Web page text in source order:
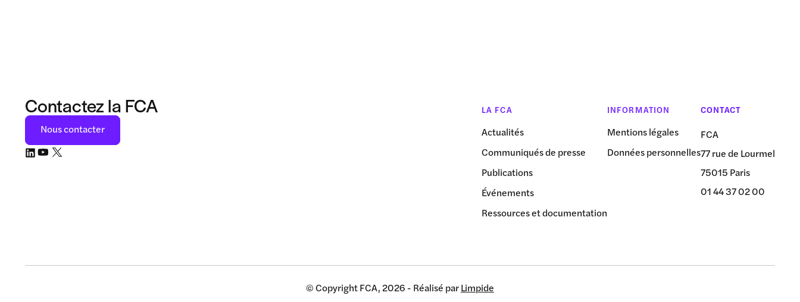
Contactez la FCA
Nous contacter
LA FCA
Actualités
Communiqués de presse
Publications
Événements
Ressources et documentation
INFORMATION
Mentions légales
Données personnelles
CONTACT
FCA
77 rue de Lourmel
75015 Paris
01 44 37 02 00
© Copyright FCA, 2026 - Réalisé parLimpide